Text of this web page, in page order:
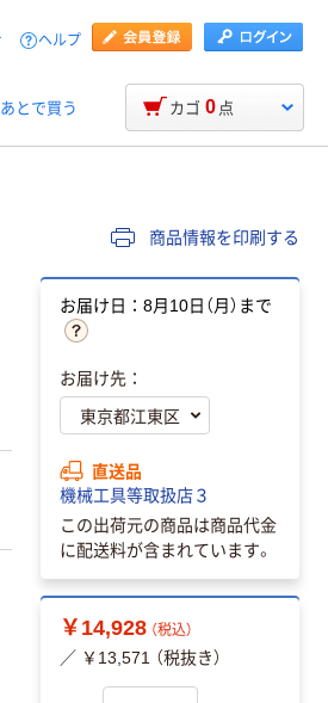
ヘルプ
あとで買う カゴ 0 点
商品情報を印刷する
お届け日：8月10日（月）まで
お届け先：
直送品
機械工具等取扱店３
この出荷元の商品は商品代金
に配送料が含まれています。
￥14,928 （税込）
／ ￥13,571 （税抜き）